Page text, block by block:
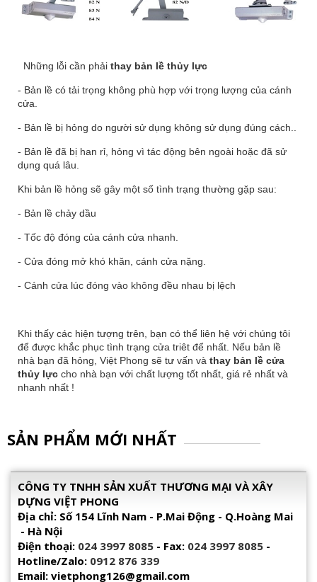
Những lỗi cần phải thay bản lề thủy lực
- Bản lề có tải trọng không phù hợp với trọng lượng của cánh
cửa.
- Bản lề bị hỏng do người sử dụng không sử dụng đúng cách..
- Bản lề đã bị han rỉ, hỏng vì tác động bên ngoài hoặc đã sử
dụng quá lâu.
Khi bản lề hỏng sẽ gây một số tình trạng thường gặp sau:
- Bản lề chảy dầu
- Tốc độ đóng của cánh cửa nhanh.
- Cửa đóng mở khó khăn, cánh cửa nặng.
- Cánh cửa lúc đóng vào không đều nhau bị lệch
Khi thấy các hiện tượng trên, bạn có thể liên hệ với chúng tôi
để được khắc phục tình trạng cửa triêt để nhất. Nếu bản lề
nhà bạn đã hỏng, Việt Phong sẽ tư vấn và thay bản lề cửa
thủy lực cho nhà bạn với chất lượng tốt nhất, giá rẻ nhất và
nhanh nhất !
SẢN PHẨM MỚI NHẤT
CÔNG TY TNHH SẢN XUẤT THƯƠNG MẠI VÀ XÂY
DỰNG VIỆT PHONG
Địa chỉ: Số 154 Lĩnh Nam - P.Mai Động - Q.Hoàng Mai
- Hà Nội
Điện thoại: 024 3997 8085 - Fax: 024 3997 8085 -
Hotline/Zalo: 0912 876 339
Email: vietphong126@gmail.com